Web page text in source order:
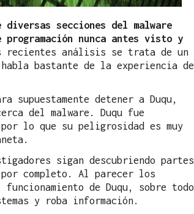
diversas secciones del malware
nunca antes visto y
recientes análisis se trata de un
habla bastante de la experiencia de
supuestamente detener a Duqu,
del malware. Duqu fue
por lo que su peligrosidad es muy
sigan descubriendo partes
por completo. Al parecer los
de Duqu, sobre todo
y roba información.